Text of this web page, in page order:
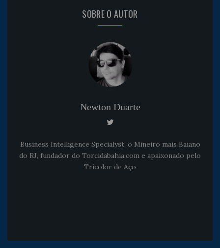
SOBRE O AUTOR
Newton Duarte
Business Intelligence Specialyst, o Mineiro mais Baiano
do RJ, fundador do Torcidabahia.com e apaixonado pelo
Tricolor de Aço